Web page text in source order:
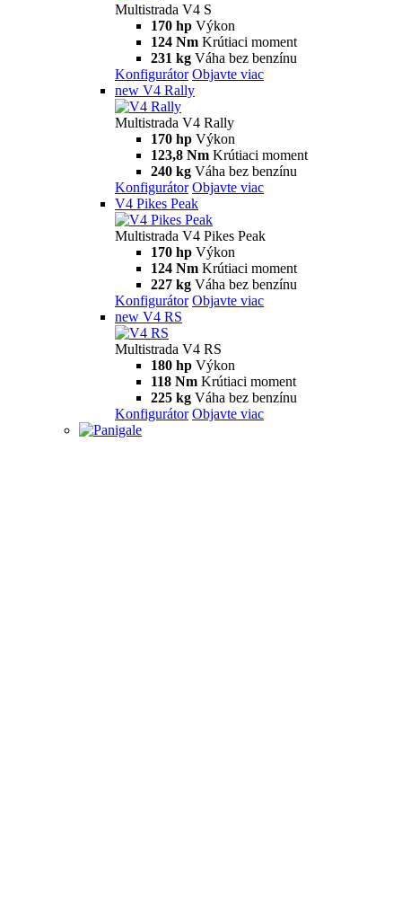
Multistrada V4 S
170 hp Výkon
124 Nm Krútiaci moment
231 kg Váha bez benzínu
Konfigurátor Objavte viac
new V4 Rally
Multistrada V4 Rally
170 hp Výkon
123,8 Nm Krútiaci moment
240 kg Váha bez benzínu
Konfigurátor Objavte viac
V4 Pikes Peak
Multistrada V4 Pikes Peak
170 hp Výkon
124 Nm Krútiaci moment
227 kg Váha bez benzínu
Konfigurátor Objavte viac
new V4 RS
Multistrada V4 RS
180 hp Výkon
118 Nm Krútiaci moment
225 kg Váha bez benzínu
Konfigurátor Objavte viac